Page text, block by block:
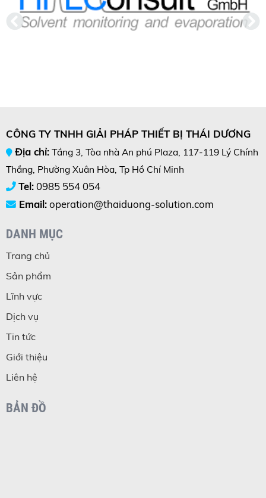
CÔNG TY TNHH GIẢI PHÁP THIẾT BỊ THÁI DƯƠNG
Địa chỉ: Tầng 3, Tòa nhà An phú Plaza, 117-119 Lý Chính
Thắng, Phường Xuân Hòa, Tp Hồ Chí Minh
Tel:0985 554 054
Email:operation@thaiduong-solution.com
DANH MỤC
Trang chủ
Sản phẩm
Lĩnh vực
Dịch vụ
Tin tức
Giới thiệu
Liên hệ
BẢN ĐỒ